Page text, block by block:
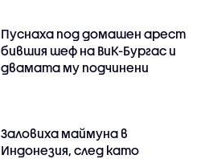
Пуснаха под домашен арест
бившия шеф на ВиК-Бургас и
двамата му подчинени
Заловиха маймуна в
Индонезия, след като